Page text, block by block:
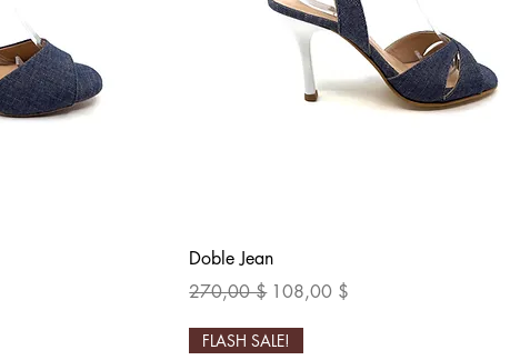
Doble Jean
Обычная цена
270,00 $ Цена со скидкой
108,00 $
FLASH SALE!